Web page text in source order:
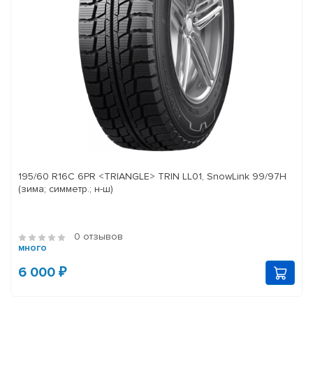
195/60 R16C 6PR <TRIANGLE> TRIN LL01, SnowLink 99/97H
(зима; симметр.; н-ш)
0 отзывов
много
6 000 ₽